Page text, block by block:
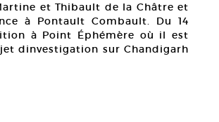
et Thibault de la Châtre et
à Pontault Combault. Du 14
à Point Éphémère où il est
dinvestigation sur Chandigarh